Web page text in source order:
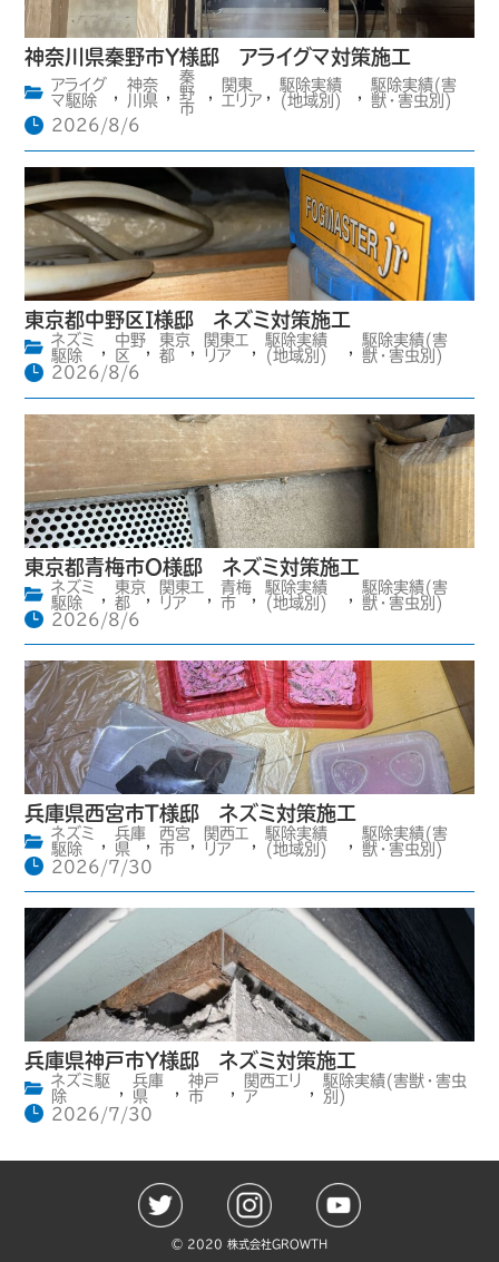
神奈川県秦野市Y様邸 アライグマ対策施工
アライグ
マ駆除
,
神奈
川県 ,
秦
野
市
,
関東
エリア ,
駆除実績
(地域別)
,
駆除実績(害
獣・害虫別)
2026/8/6
東京都中野区I様邸 ネズミ対策施工
ネズミ
駆除
中野
区
東京
都
関東エ
リア
駆除実績
(地域別)
駆除実績(害
獣・害虫別)
2026/8/6
東京都青梅市O様邸 ネズミ対策施工
ネズミ
駆除
東京
都
関東エ
リア
青梅
市
駆除実績
(地域別)
駆除実績(害
獣・害虫別)
2026/8/6
兵庫県西宮市T様邸 ネズミ対策施工
ネズミ
駆除
,
兵庫
県
,
西宮
市
,
関西エ
リア
,
駆除実績
(地域別)
,
駆除実績(害
獣・害虫別)
2026/7/30
兵庫県神戸市Y様邸 ネズミ対策施工
ネズミ駆
除
,
兵庫
県
,
神戸
市
,
関西エリ
ア
,
駆除実績(害獣・害虫
別)
2026/7/30
©️ 2020 株式会社GROWTH